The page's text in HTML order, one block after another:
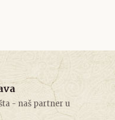
- naš partner u